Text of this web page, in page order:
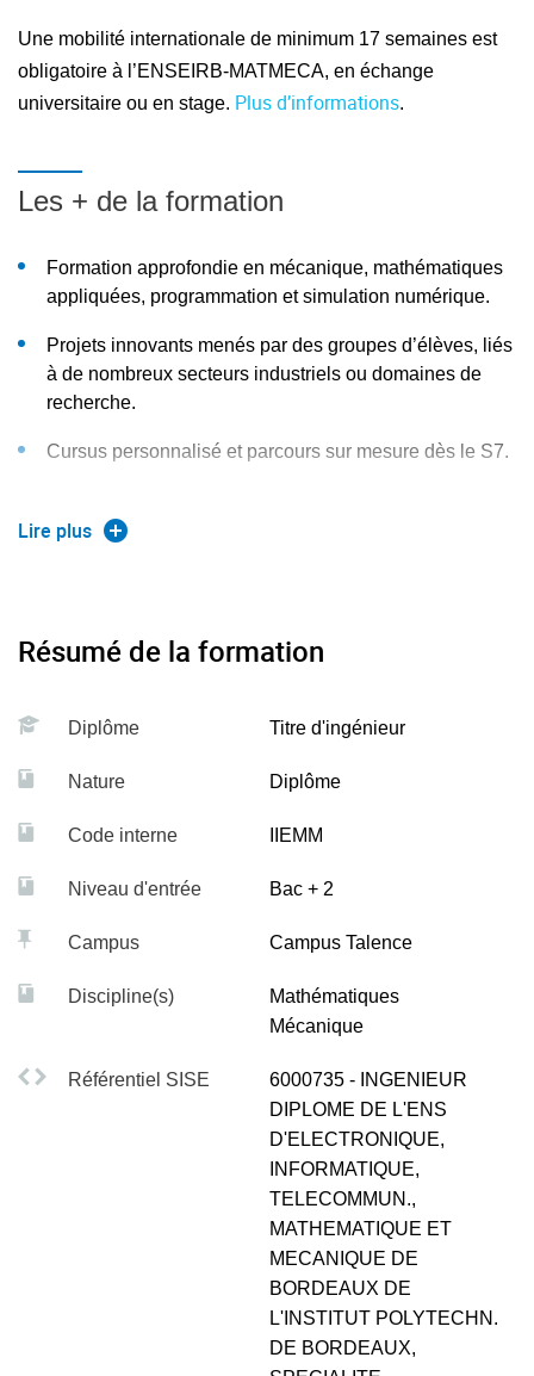
Tahir EUR-ACE
de la qualité de nos programmes de formation, à la fois
pour nos élèves-ingénieurs et pour les entreprises qui
Ce label facilite notamment :
La mobilité étudiante entre les établissements
d’enseignement supérieur détenteurs du label.
L’employabilité et la mobilité professionnelle de nos
diplômés grâce à la reconnaissance de leur formation
selon des standards européens communs exigeants.
Une mobilité internationale de minimum 17 semaines est
obligatoire à l’ENSEIRB-MATMECA, en échange
universitaire ou en stage. Plus d’informations.
Les + de la formation
Formation approfondie en mécanique, mathématiques
appliquées, programmation et simulation numérique.
Projets innovants menés par des groupes d’élèves, liés
à de nombreux secteurs industriels ou domaines de
recherche.
Cursus personnalisé et parcours sur mesure dès le S7.
des laboratoires adossés à la formation.
recherche.
Renforcement de l’anglais scientifique au travers de
Lire plus
Résumé de la formation
Diplôme Titre d'ingénieur
Nature Diplôme
Code interne IIEMM
Niveau d'entrée Bac + 2
Campus Campus Talence
Discipline(s)
Mathématiques
Mécanique
Référentiel SISE
6000735 - INGENIEUR
DIPLOME DE L'ENS
D'ELECTRONIQUE,
INFORMATIQUE,
TELECOMMUN.,
MATHEMATIQUE ET
MECANIQUE DE
BORDEAUX DE
L'INSTITUT POLYTECHN.
DE BORDEAUX,